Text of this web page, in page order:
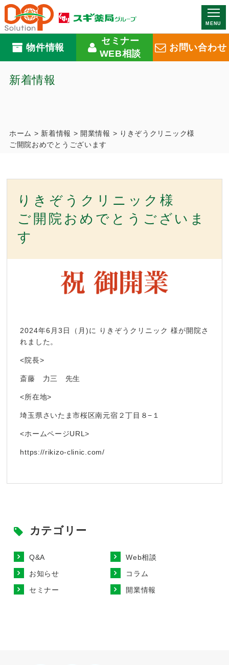
MENU
物件情報
セミナー
WEB相談
お問い合わせ
新着情報
ホーム > 新着情報 > 開業情報 > りきぞうクリニック様
ご開院おめでとうございます
りきぞうクリニック様
ご開院おめでとうございま
す
2024年6月3日（月)に りきぞうクリニック 様が開院さ
れました。
<院長>
斎藤 力三 先生
<所在地>
埼玉県さいたま市桜区南元宿２丁目８−１
<ホームページURL>
https://rikizo-clinic.com/
カテゴリー
Q&A
Web相談
お知らせ
コラム
セミナー
開業情報